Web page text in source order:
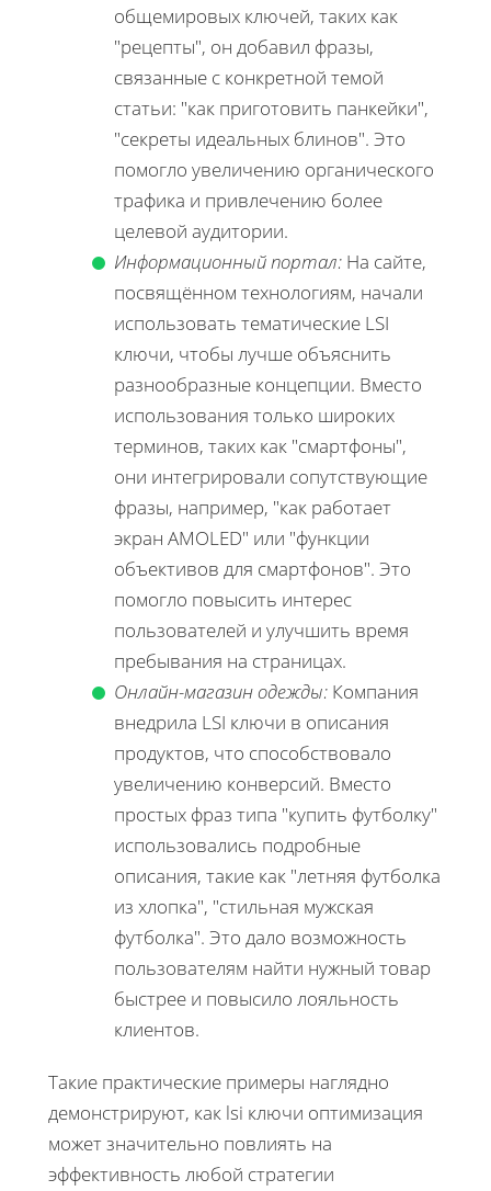
общемировых ключей, таких как
"рецепты", он добавил фразы,
связанные с конкретной темой
статьи: "как приготовить панкейки",
"секреты идеальных блинов". Это
помогло увеличению органического
трафика и привлечению более
целевой аудитории.
Информационный портал: На сайте,
посвящённом технологиям, начали
использовать тематические LSI
ключи, чтобы лучше объяснить
разнообразные концепции. Вместо
использования только широких
терминов, таких как "смартфоны",
они интегрировали сопутствующие
фразы, например, "как работает
экран AMOLED" или "функции
объективов для смартфонов". Это
помогло повысить интерес
пользователей и улучшить время
пребывания на страницах.
Онлайн-магазин одежды: Компания
внедрила LSI ключи в описания
продуктов, что способствовало
увеличению конверсий. Вместо
простых фраз типа "купить футболку"
использовались подробные
описания, такие как "летняя футболка
из хлопка", "стильная мужская
футболка". Это дало возможность
пользователям найти нужный товар
быстрее и повысило лояльность
клиентов.
Такие практические примеры наглядно
демонстрируют, как lsi ключи оптимизация
может значительно повлиять на
эффективность любой стратегии